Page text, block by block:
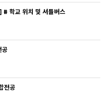
# 학교 위치 및 셔틀버스
전공